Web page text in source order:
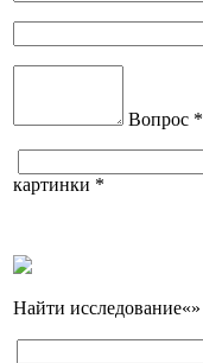
Вопрос *
картинки *
Найти исследование